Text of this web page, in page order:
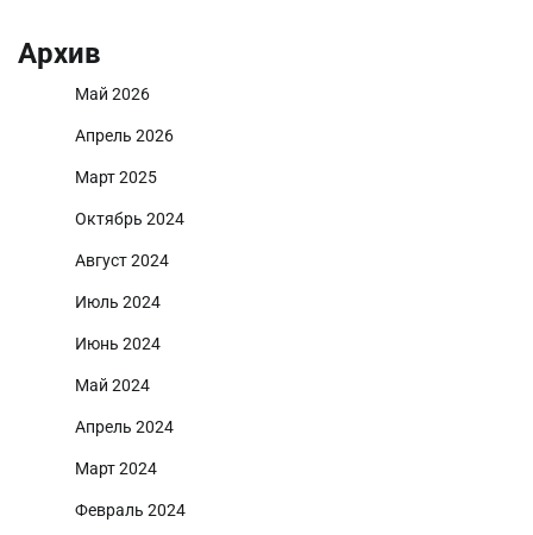
Архив
Май 2026
Апрель 2026
Март 2025
Октябрь 2024
Август 2024
Июль 2024
Июнь 2024
Май 2024
Апрель 2024
Март 2024
Февраль 2024